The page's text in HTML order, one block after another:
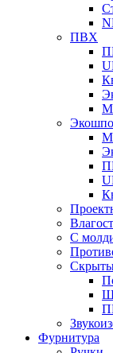
ПВХ
С
Фурнитура